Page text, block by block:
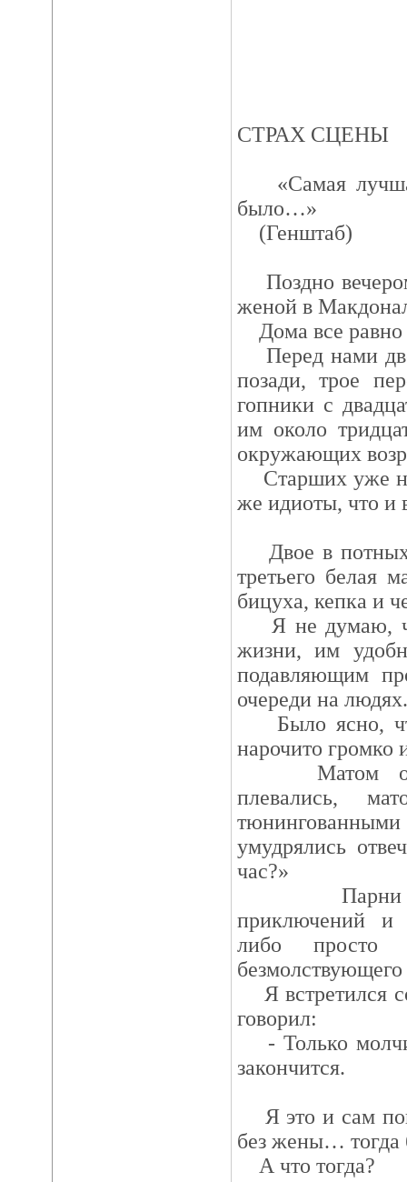
СТРАХ СЦЕНЫ
«Самая
было…»
(Генштаб)
Поздно
женой в
Дома все равно
Перед нами
позади, трое
гопники с
им около
окружающих
Старших уже
же идиоты, что и
Двое в потных
третьего белая
бицуха, кепка и
Я не думаю,
жизни, им
подавляющим
очереди на людях.
Было ясно,
нарочито громко
Матом
плевались,
умудрялись
час?»
Парни
приключений и
либо просто
безмолствующего
Я встретился
говорил:
- Только
закончится.
Я это и сам
без жены…
А что тогда?